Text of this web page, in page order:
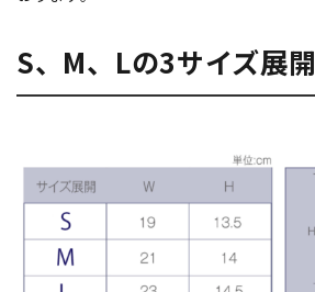
S、M、Lの3サイズ展開